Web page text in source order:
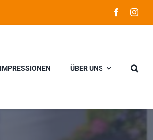
IMPRESSIONEN ÜBER UNS